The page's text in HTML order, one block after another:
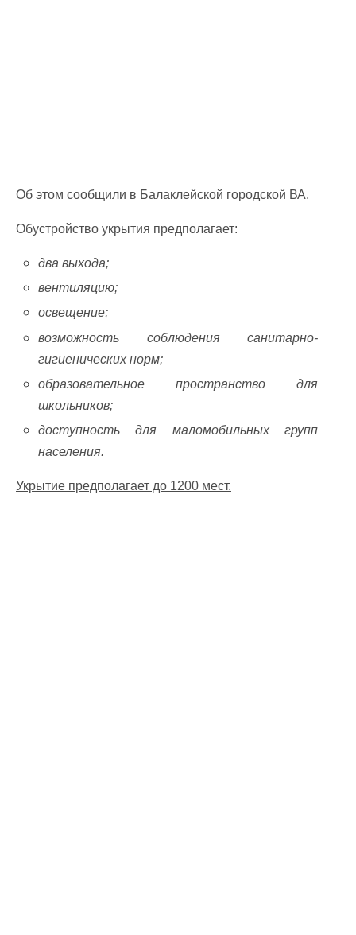
Об этом сообщили в Балаклейской городской ВА.
Обустройство укрытия предполагает:
два выхода;
вентиляцию;
освещение;
возможность соблюдения санитарно-
гигиенических норм;
образовательное пространство для
школьников;
доступность для маломобильных групп
населения.
Укрытие предполагает до 1200 мест.